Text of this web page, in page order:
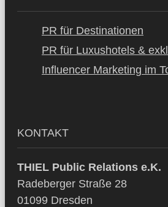
PR für Destinationen
PR für Luxushotels &
Influencer Marketing im
KONTAKT
THIEL Public Relations e.K.
Radeberger Straße 28
01099 Dresden